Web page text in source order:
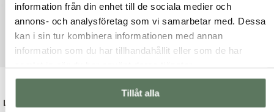
information från din enhet till de sociala medier och
annons- och analysföretag som vi samarbetar med. Dessa
kan i sin tur kombinera informationen med annan
information som du har tillhandahållit eller som de har
Tillåt alla
Lättviktsjacka